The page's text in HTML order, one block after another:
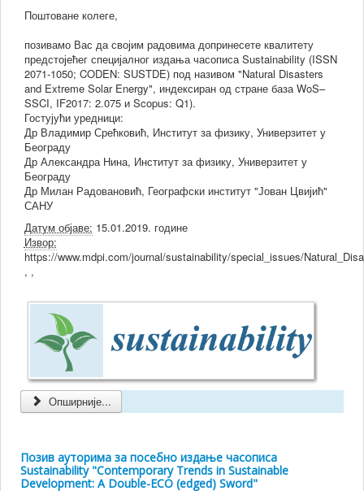
Новости
Библиотека
Контакт
Поштоване колеге,
позивамо Вас да својим радовима допринесете квалитету
предстојећег специјалног издања часописа Sustainability (ISSN
2071-1050; CODEN: SUSTDE) под називом "Natural Disasters
and Extreme Solar Energy", индексиран од стране база WoS–
SSCI, IF2017: 2.075 и Scopus: Q1).
Гостујући уредници:
Др Владимир Срећковић, Институт за физику, Универзитет у
Београду
Др Александра Нина, Институт за физику, Универзитет у
Београду
Др Милан Радовановић, Географски институт "Јован Цвијић"
САНУ
Датум објаве: 15.01.2019. године
Извор:
https://www.mdpi.com/journal/sustainability/special_issues/
, ,
Опширније...
Позив ауторима за посебно издање часописа
Sustainability "Contemporary Trends in Sustainable
Development: A Double-ECO (edged) Sword"